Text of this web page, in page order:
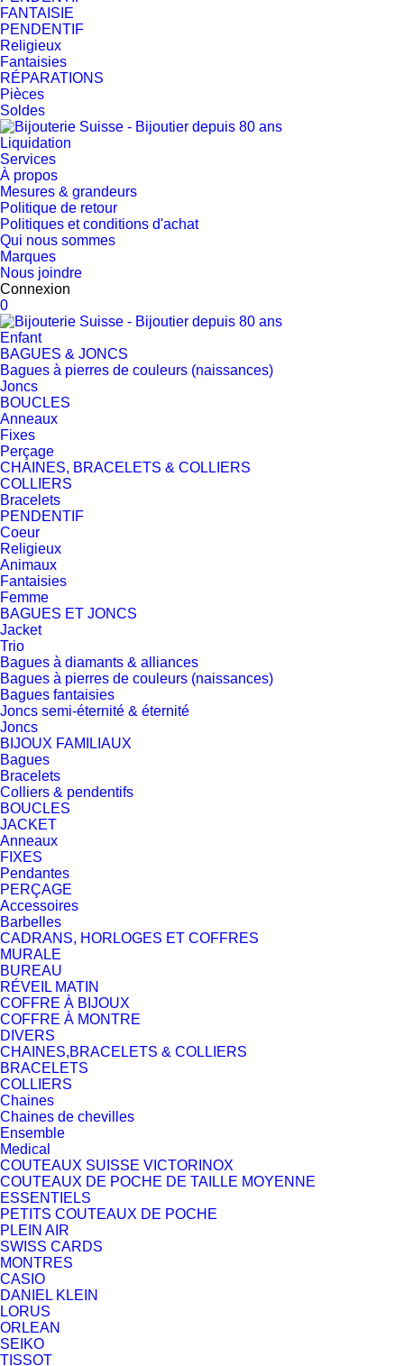
FANTAISIE
PENDENTIF
Religieux
Fantaisies
RÉPARATIONS
Pièces
Soldes
Liquidation
Services
À propos
Mesures & grandeurs
Politique de retour
Politiques et conditions d'achat
Qui nous sommes
Marques
Nous joindre
Connexion
0
Enfant
BAGUES & JONCS
Bagues à pierres de couleurs (naissances)
Joncs
BOUCLES
Anneaux
Fixes
Perçage
CHAINES, BRACELETS & COLLIERS
COLLIERS
Bracelets
PENDENTIF
Coeur
Religieux
Animaux
Fantaisies
Femme
BAGUES ET JONCS
Jacket
Trio
Bagues à diamants & alliances
Bagues à pierres de couleurs (naissances)
Bagues fantaisies
Joncs semi-éternité & éternité
Joncs
BIJOUX FAMILIAUX
Bagues
Bracelets
Colliers & pendentifs
BOUCLES
JACKET
Anneaux
FIXES
Pendantes
PERÇAGE
Accessoires
Barbelles
CADRANS, HORLOGES ET COFFRES
MURALE
BUREAU
RÉVEIL MATIN
COFFRE À BIJOUX
COFFRE À MONTRE
DIVERS
CHAINES,BRACELETS & COLLIERS
BRACELETS
COLLIERS
Chaines
Chaines de chevilles
Ensemble
Medical
COUTEAUX SUISSE VICTORINOX
COUTEAUX DE POCHE DE TAILLE MOYENNE
ESSENTIELS
PETITS COUTEAUX DE POCHE
PLEIN AIR
SWISS CARDS
MONTRES
CASIO
DANIEL KLEIN
LORUS
ORLEAN
SEIKO
TISSOT